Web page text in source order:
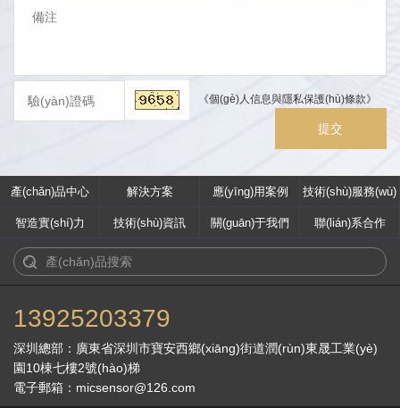
《個(gè)人信息與隱私保護(hù)條款》
產(chǎn)品中心 解決方案 應(yīng)用案例 技術(shù)服務(wù)
智造實(shí)力 技術(shù)資訊 關(guān)于我們 聯(lián)系合作
13925203379
深圳總部：廣東省深圳市寶安西鄉(xiāng)街道潤(rùn)東晟工業(yè)
園10棟七樓2號(hào)梯
電子郵箱：micsensor@126.com